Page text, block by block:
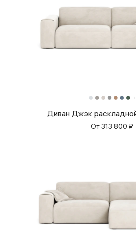
Диван Джэк
От313 800 ₽